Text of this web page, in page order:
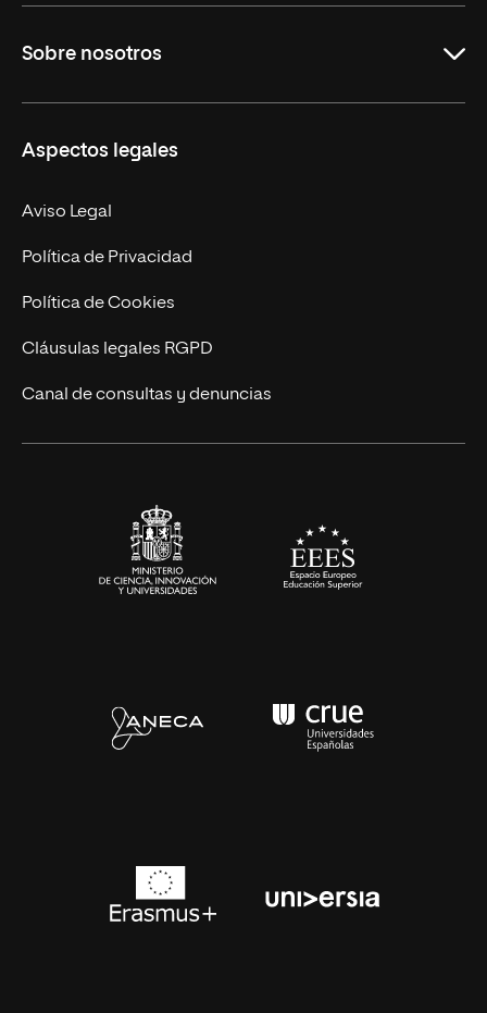
Másteres Oficiales
Másteres Propios
Doctorados
Experto Universitario
Postgrados
Cursos Universitarios
Sobre nosotros
Facultades
Nuestro Equipo
Trabaja en UNIR
Actualidad
UNIR Revista
Eventos
Aspectos legales
Aviso Legal
Política de Privacidad
Política de Cookies
Cláusulas legales RGPD
Canal de consultas y denuncias